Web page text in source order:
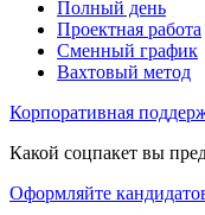
Полный день
Проектная работа
Сменный график
Вахтовый метод
Корпоративная
Какой соцпакет вы
Оформляйте